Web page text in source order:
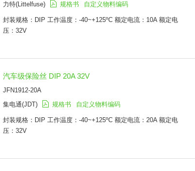
力特(Littelfuse)
规格书 自定义物料编码
封装规格：DIP 工作温度：-40~+125ºC 额定电流：10A 额定电
压：32V
汽车级保险丝 DIP 20A 32V
JFN1912-20A
集电通(JDT)
规格书 自定义物料编码
封装规格：DIP 工作温度：-40~+125ºC 额定电流：20A 额定电
压：32V